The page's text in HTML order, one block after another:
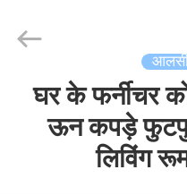
Limited.
आलसी
घर के फर्नीचर
ऊन कपड़े
लिविंग